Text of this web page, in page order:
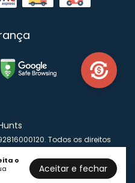
o
Aceitar e fechar
Todos os direitos